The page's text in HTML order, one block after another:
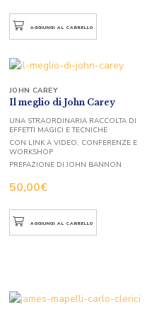
AGGIUNGI AL CARRELLO
Il meglio di John Carey
50,00€
JOHN CAREY
UNA STRAORDINARIA RACCOLTA DI
EFFETTI MAGICI E TECNICHE
CON LINK A VIDEO, CONFERENZE E
WORKSHOP
PREFAZIONE DI JOHN BANNON
AGGIUNGI AL CARRELLO